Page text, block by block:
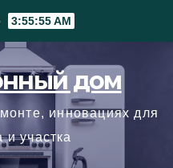
3:55:56 AM
дом
инновациях для
участка